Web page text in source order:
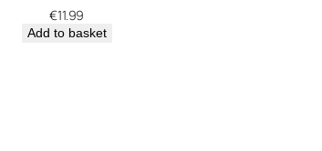
€11.99
Add to basket